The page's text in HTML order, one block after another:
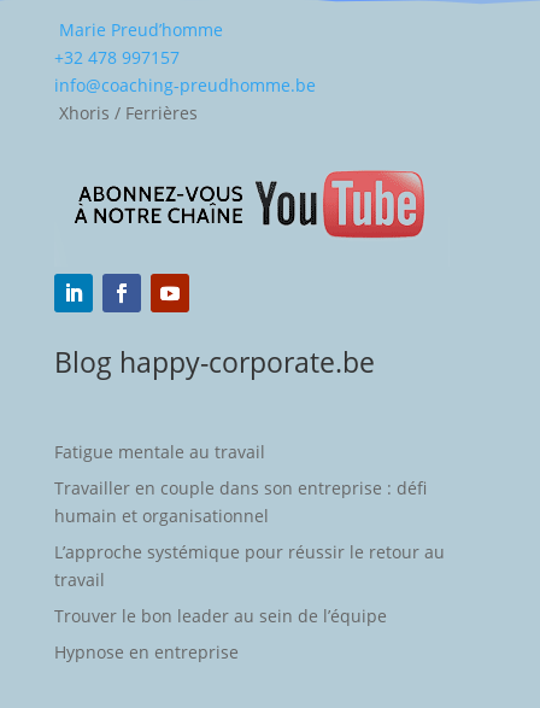
Marie Preud’homme
+32 478 997157
info@coaching-preudhomme.be
Xhoris / Ferrières
Blog happy-corporate.be
Fatigue mentale au travail
Travailler en couple dans son entreprise : défi
humain et organisationnel
L’approche systémique pour réussir le retour au
travail
Trouver le bon leader au sein de l’équipe
Hypnose en entreprise